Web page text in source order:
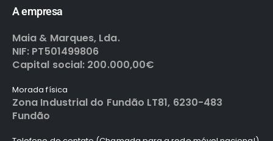
A empresa
Maia & Marques, Lda.
NIF: PT501499806
Capital social: 200.000,00€
Morada física
Zona Industrial do Fundão LT81, 6230-483
Fundão